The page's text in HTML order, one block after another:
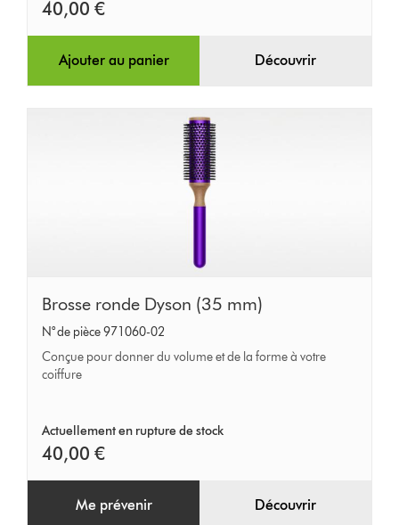
40,00 €
Ajouter au panier Découvrir
Brosse
ronde
Dyson
(35
Brosse ronde Dyson (35 mm)
N° de pièce 971060-02
Conçue pour donner du volume et de la forme à votre
coiffure
Actuellement en rupture de stock
40,00 €
Me prévenir Découvrir